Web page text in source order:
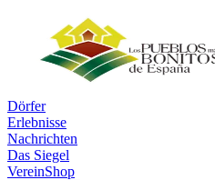
Dörfer
Erlebnisse
Nachrichten
Das Siegel
VereinShop